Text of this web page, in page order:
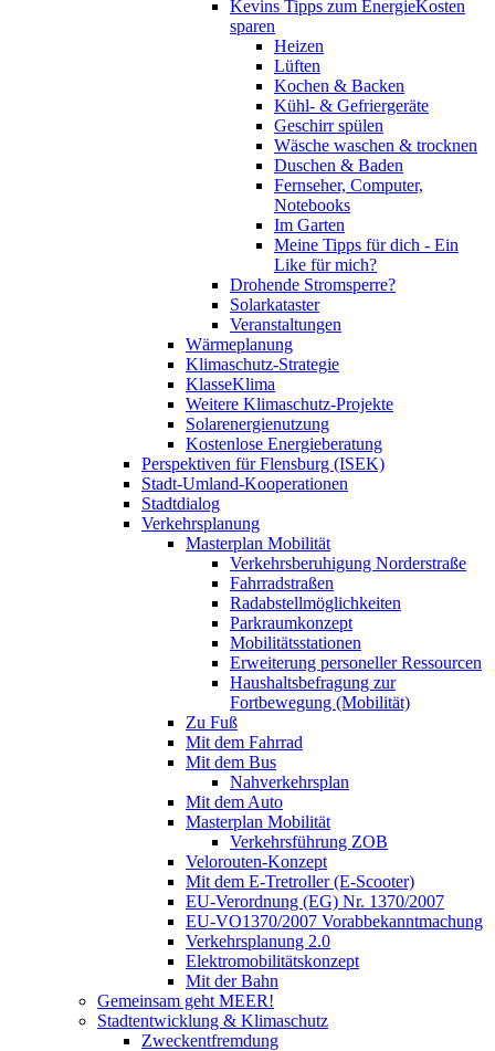
Kevins Tipps zum EnergieKosten
sparen
Heizen
Lüften
Kochen & Backen
Kühl- & Gefriergeräte
Geschirr spülen
Wäsche waschen & trocknen
Duschen & Baden
Fernseher, Computer,
Notebooks
Im Garten
Meine Tipps für dich - Ein
Like für mich?
Drohende Stromsperre?
Solarkataster
Veranstaltungen
Wärmeplanung
Klimaschutz-Strategie
KlasseKlima
Weitere Klimaschutz-Projekte
Solarenergienutzung
Kostenlose Energieberatung
Perspektiven für Flensburg (ISEK)
Stadt-Umland-Kooperationen
Stadtdialog
Verkehrsplanung
Masterplan Mobilität
Verkehrsberuhigung Norderstraße
Fahrradstraßen
Radabstellmöglichkeiten
Parkraumkonzept
Mobilitätsstationen
Erweiterung personeller Ressourcen
Haushaltsbefragung zur
Fortbewegung (Mobilität)
Zu Fuß
Mit dem Fahrrad
Mit dem Bus
Nahverkehrsplan
Mit dem Auto
Masterplan Mobilität
Verkehrsführung ZOB
Velorouten-Konzept
Mit dem E-Tretroller (E-Scooter)
EU-Verordnung (EG) Nr. 1370/2007
EU-VO1370/2007 Vorabbekanntmachung
Verkehrsplanung 2.0
Elektromobilitätskonzept
Mit der Bahn
Gemeinsam geht MEER!
Stadtentwicklung & Klimaschutz
Zweckentfremdung